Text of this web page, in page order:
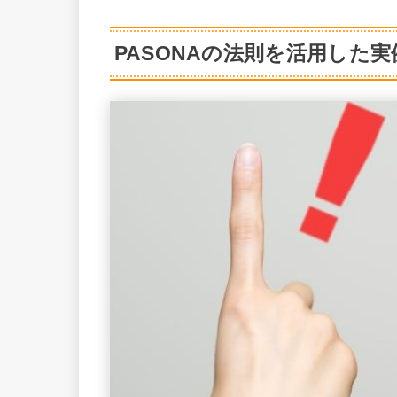
PASONAの法則を活用した実